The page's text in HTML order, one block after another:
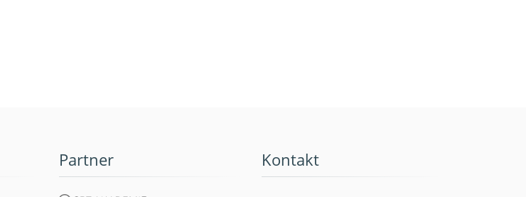
Partner Kontakt